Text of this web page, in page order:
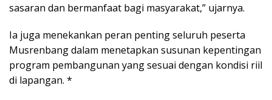
sasaran dan bermanfaat bagi masyarakat,” ujarnya.
Ia juga menekankan peran penting seluruh peserta
Musrenbang dalam menetapkan susunan kepentingan
program pembangunan yang sesuai dengan kondisi riil
di lapangan. *